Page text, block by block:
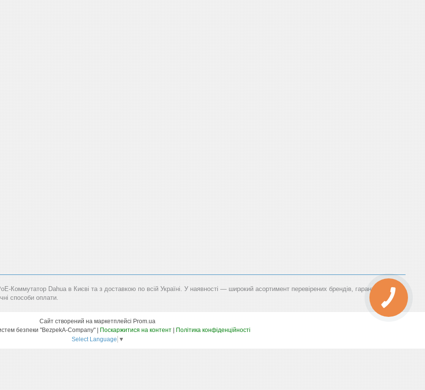
Коммутатор Dahua в Києві та з доставкою по всій Україні. У наявності — широкий асортимент перевірених брендів, гарантія,
способи оплати.
Сайт створений на маркетплейсі Prom.ua
Поскаржитися на контент
Політика конфіденційності
Select Language ▼